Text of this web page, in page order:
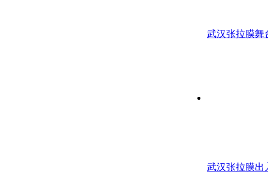
武汉张拉膜
武汉张拉膜